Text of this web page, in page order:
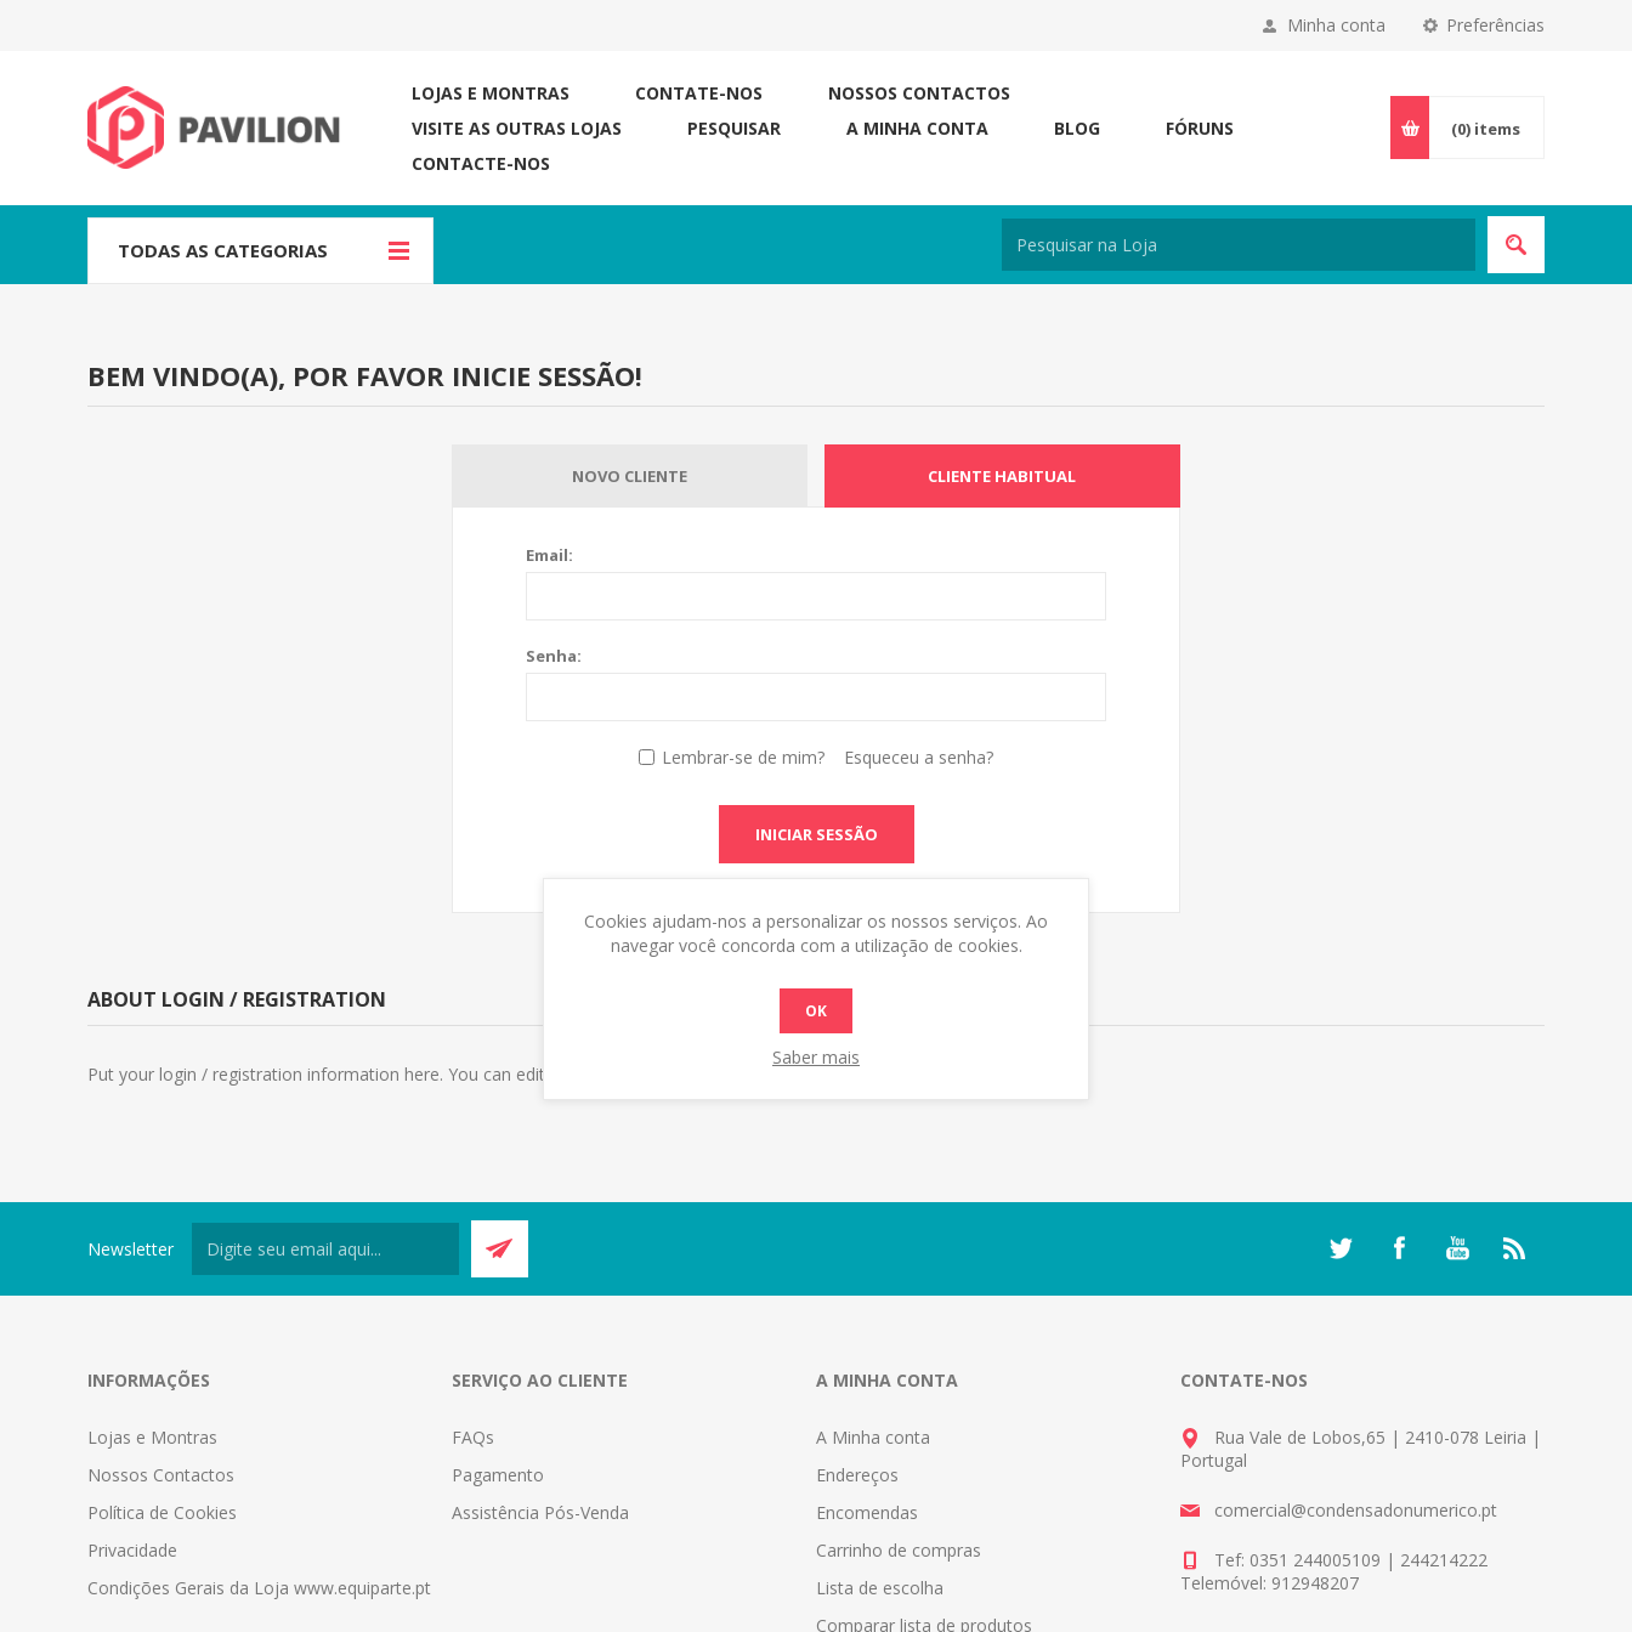
Preferências
Minha conta
LOJAS E MONTRAS CONTATE-NOS
NOSSOS CONTACTOS
VISITE AS OUTRAS LOJAS
PESQUISAR A MINHA CONTA BLOG
FÓRUNS
CONTACTE-NOS
(0) items
TODAS AS CATEGORIAS
BEM VINDO(A), POR FAVOR INICIE SESSÃO!
NOVO CLIENTE CLIENTE HABITUAL
Email:
Senha:
Lembrar-se de mim? Esqueceu a senha?
INICIAR SESSÃO
ABOUT LOGIN / REGISTRATION
Put your login / registration information here. You can edit this in the admin site.
Newsletter
INFORMAÇÕES
Lojas e Montras
Nossos Contactos
Política de Cookies
Privacidade
Condições Gerais da Loja www.equiparte.pt
SERVIÇO AO CLIENTE
FAQs
Pagamento
Assistência Pós-Venda
A MINHA CONTA
A Minha conta
Endereços
Encomendas
Carrinho de compras
Lista de escolha
Comparar lista de produtos
CONTATE-NOS
Rua Vale de Lobos,65 | 2410-078 Leiria |
Portugal
comercial@condensadonumerico.pt
Tef: 0351 244005109 | 244214222
Telemóvel: 912948207
Cookies ajudam-nos a personalizar os nossos serviços. Ao
navegar você concorda com a utilização de cookies.
OK
Saber mais